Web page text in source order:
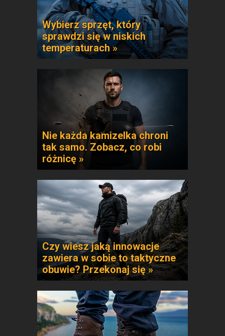
Wybierz sprzęt, który
sprawdzi się w niskich
temperaturach »
Nie każda kamizelka chroni
tak samo. Zobacz, co robi
różnicę »
Czy wiesz jaką innowacje
zawiera w sobie to taktyczne
obuwie? Przekonaj się »